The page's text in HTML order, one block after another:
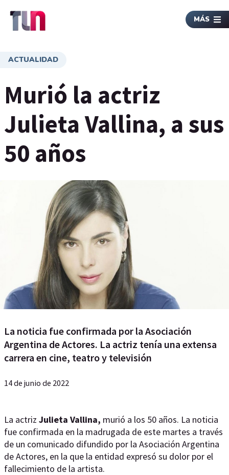
MÁS
ACTUALIDAD
Murió la actriz
Julieta Vallina, a sus
50 años
La noticia fue confirmada por la Asociación
Argentina de Actores. La actriz tenía una extensa
carrera en cine, teatro y televisión
14 de junio de 2022
La actriz Julieta Vallina, murió a los 50 años. La noticia
fue confirmada en la madrugada de este martes a través
de un comunicado difundido por la Asociación Argentina
de Actores, en la que la entidad expresó su dolor por el
fallecimiento de la artista.